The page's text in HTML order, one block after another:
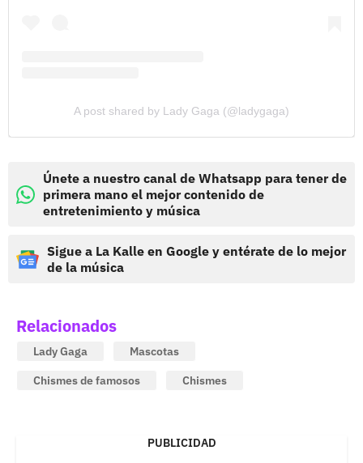
A post shared by Lady Gaga (@ladygaga)
Únete a nuestro canal de Whatsapp para tener de
primera mano el mejor contenido de
entretenimiento y música
Sigue a La Kalle en Google y entérate de lo mejor
de la música
Relacionados
Lady Gaga
Mascotas
Chismes de famosos
Chismes
PUBLICIDAD